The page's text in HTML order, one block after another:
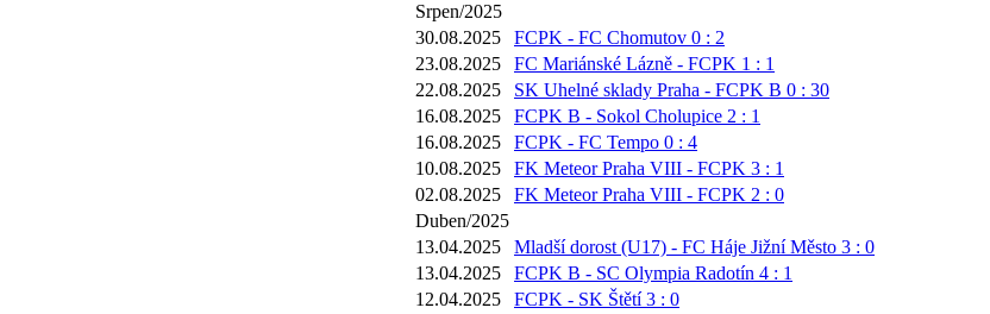
Srpen/2025
30.08.2025
FCPK - FC Chomutov 0 : 2
23.08.2025
FC Mariánské Lázně - FCPK 1 : 1
22.08.2025
SK Uhelné sklady Praha - FCPK B 0 : 30
16.08.2025
FCPK B - Sokol Cholupice 2 : 1
16.08.2025
FCPK - FC Tempo 0 : 4
10.08.2025
FK Meteor Praha VIII - FCPK 3 : 1
02.08.2025
FK Meteor Praha VIII - FCPK 2 : 0
Duben/2025
13.04.2025
Mladší dorost (U17) - FC Háje Jižní Město 3 : 0
13.04.2025
FCPK B - SC Olympia Radotín 4 : 1
12.04.2025
FCPK - SK Štětí 3 : 0